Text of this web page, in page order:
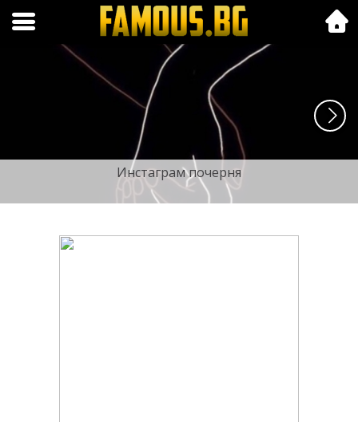
Folk.bg
Инстаграм почерня